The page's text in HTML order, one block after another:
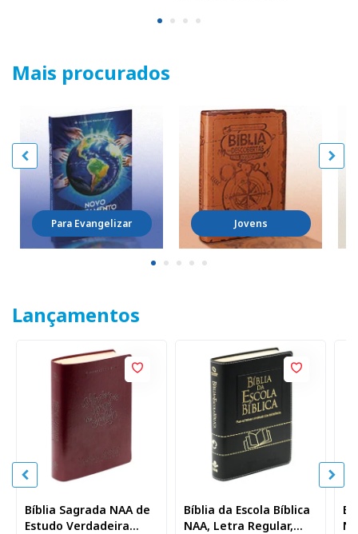
Mais procurados
Para Evangelizar Jovens
Lançamentos
Bíblia Sagrada NAA de
Estudo Verdadeira
Bíblia da Escola Bíblica
NAA, Letra Regular,